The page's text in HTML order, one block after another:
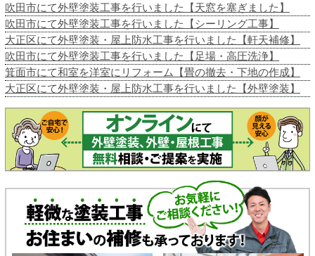
吹田市にて外壁塗装工事を行いました【天窓を塞ぎました】
吹田市にて外壁塗装工事を行いました【シーリング工事】
大正区にて外壁塗装・屋上防水工事を行いました【軒天補修】
吹田市にて外壁塗装工事を行いました【足場・高圧洗浄】
箕面市にて和室を洋室にリフォーム【畳の撤去・下地の作成】
大正区にて外壁塗装・屋上防水工事を行いました【外壁塗装】